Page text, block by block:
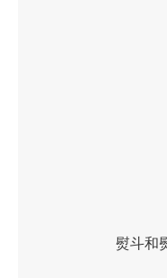
熨斗和